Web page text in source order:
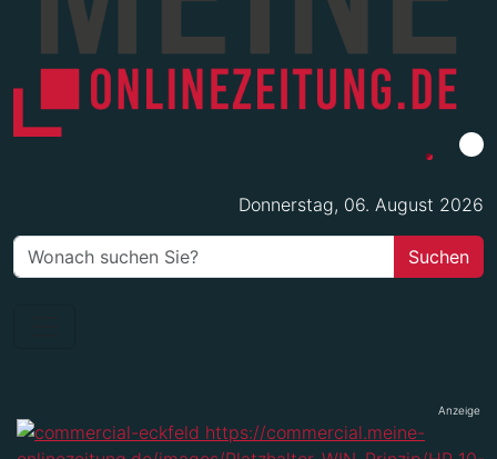
Donnerstag, 06. August 2026
Anzeige